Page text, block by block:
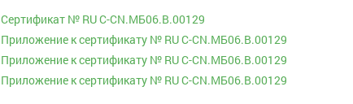
Сертификат № RU С-CN.МБ06.B.00129
Приложение к сертификату № RU С-CN.МБ06.B.00129
Приложение к сертификату № RU С-CN.МБ06.B.00129
Приложение к сертификату № RU С-CN.МБ06.B.00129